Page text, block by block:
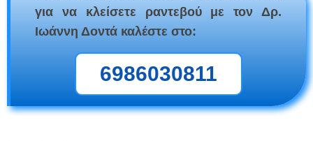
για να κλείσετε ραντεβού με τον Δρ.
Ιωάννη Δοντά καλέστε στο:
6986030811